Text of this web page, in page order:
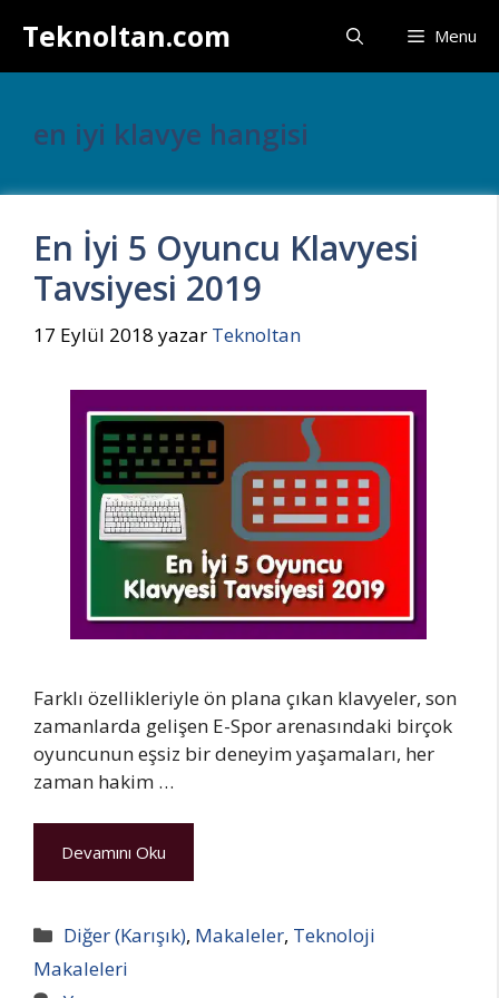
atlaTeknoltan.com Menu
en iyi klavye hangisi
En İyi 5 Oyuncu Klavyesi
Tavsiyesi 2019
17 Eylül 2018 yazar Teknoltan
Farklı özellikleriyle ön plana çıkan klavyeler, son
zamanlarda gelişen E-Spor arenasındaki birçok
oyuncunun eşsiz bir deneyim yaşamaları, her
zaman hakim …
Devamını Oku
Kategoriler
Diğer (Karışık), Makaleler, Teknoloji
Makaleleri